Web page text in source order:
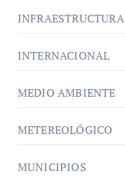
INFRAESTRUCTURA
INTERNACIONAL
MEDIO AMBIENTE
METEREOLÓGICO
MUNICIPIOS